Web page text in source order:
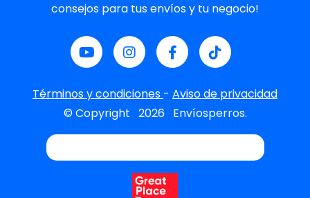
consejos para tus envíos y tu negocio!
Términos y condiciones - Aviso de privacidad
© Copyright 2026 Envíosperros.